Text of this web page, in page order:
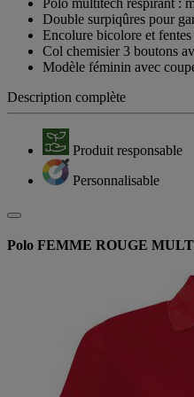
Double surpiqûres pour
Encolure bicolore et
Col chemisier 3 boutons
Modèle féminin avec
Description complète
Produit responsable
Personnalisable
Polo FEMME ROUGE